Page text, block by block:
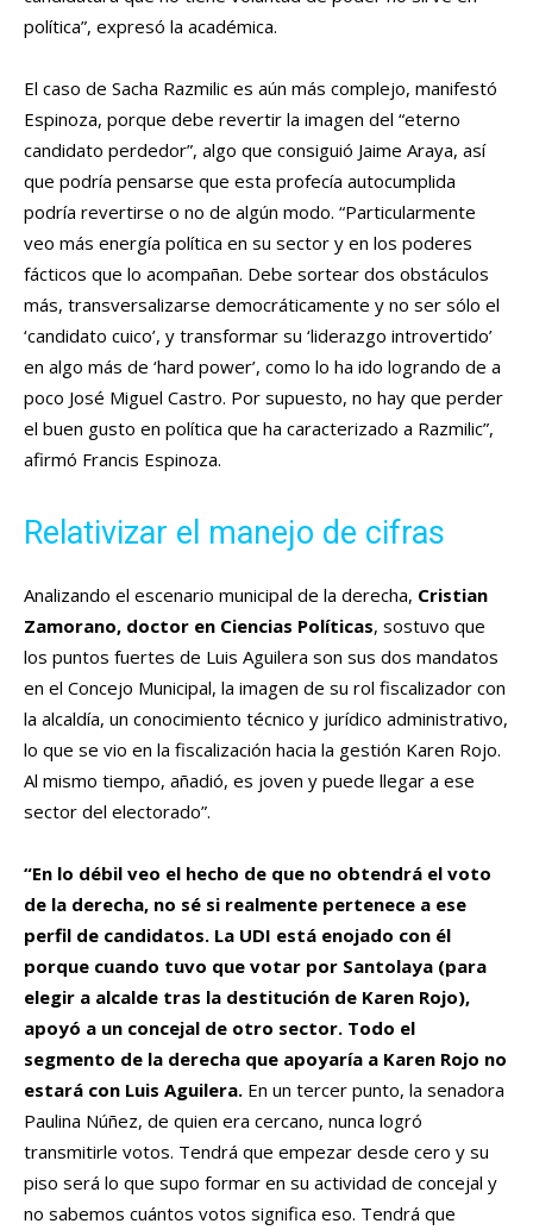
política”, expresó la académica.
El caso de Sacha Razmilic es aún más complejo, manifestó
Espinoza, porque debe revertir la imagen del “eterno
candidato perdedor”, algo que consiguió Jaime Araya, así
que podría pensarse que esta profecía autocumplida
podría revertirse o no de algún modo. “Particularmente
veo más energía política en su sector y en los poderes
fácticos que lo acompañan. Debe sortear dos obstáculos
más, transversalizarse democráticamente y no ser sólo el
‘candidato cuico’, y transformar su ‘liderazgo introvertido’
en algo más de ‘hard power’, como lo ha ido logrando de a
poco José Miguel Castro. Por supuesto, no hay que perder
el buen gusto en política que ha caracterizado a Razmilic”,
afirmó Francis Espinoza.
Relativizar el manejo de cifras
Analizando el escenario municipal de la derecha, Cristian
Zamorano, doctor en Ciencias Políticas, sostuvo que
los puntos fuertes de Luis Aguilera son sus dos mandatos
en el Concejo Municipal, la imagen de su rol fiscalizador con
la alcaldía, un conocimiento técnico y jurídico administrativo,
lo que se vio en la fiscalización hacia la gestión Karen Rojo.
Al mismo tiempo, añadió, es joven y puede llegar a ese
sector del electorado”.
“En lo débil veo el hecho de que no obtendrá el voto
de la derecha, no sé si realmente pertenece a ese
perfil de candidatos. La UDI está enojado con él
porque cuando tuvo que votar por Santolaya (para
elegir a alcalde tras la destitución de Karen Rojo),
apoyó a un concejal de otro sector. Todo el
segmento de la derecha que apoyaría a Karen Rojo no
estará con Luis Aguilera. En un tercer punto, la senadora
Paulina Núñez, de quien era cercano, nunca logró
transmitirle votos. Tendrá que empezar desde cero y su
piso será lo que supo formar en su actividad de concejal y
no sabemos cuántos votos significa eso. Tendrá que